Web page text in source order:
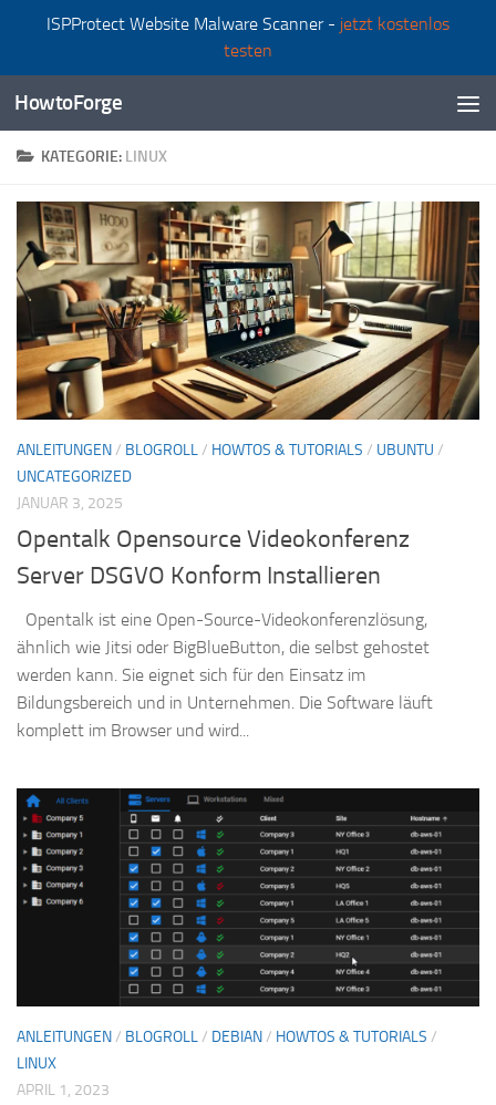
ISPProtect Website Malware Scanner - jetzt kostenlos
testen
Zum Inhalt springen
HowtoForge
KATEGORIE: LINUX
ANLEITUNGEN/ BLOGROLL/ HOWTOS & TUTORIALS / UBUNTU /
UNCATEGORIZED
JANUAR 3, 2025
Opentalk Opensource Videokonferenz
Server DSGVO Konform Installieren
Opentalk ist eine Open-Source-Videokonferenzlösung,
ähnlich wie Jitsi oder BigBlueButton, die selbst gehostet
werden kann. Sie eignet sich für den Einsatz im
Bildungsbereich und in Unternehmen. Die Software läuft
komplett im Browser und wird...
ANLEITUNGEN/ BLOGROLL/ DEBIAN/ HOWTOS & TUTORIALS /
LINUX
APRIL 1, 2023